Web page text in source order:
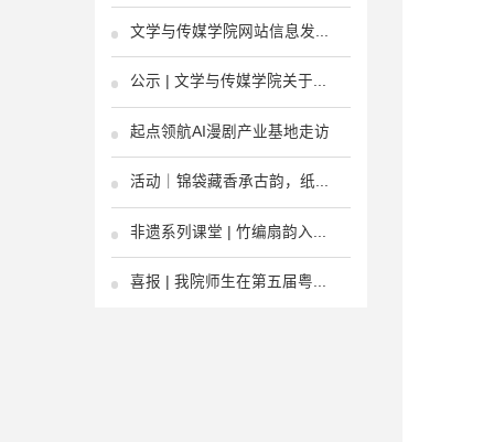
文学与传媒学院网站信息发...
公示 | 文学与传媒学院关于...
起点领航AI漫剧产业基地走访
活动｜锦袋藏香承古韵，纸...
非遗系列课堂 | 竹编扇韵入...
喜报 | 我院师生在第五届粤...